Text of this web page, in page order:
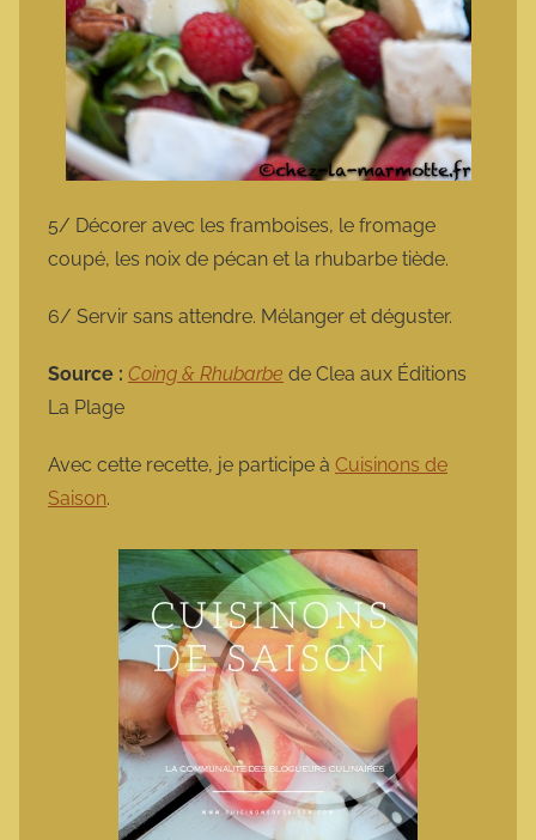
5/ Décorer avec les framboises, le fromage
coupé, les noix de pécan et la rhubarbe tiède.
6/ Servir sans attendre. Mélanger et déguster.
Source : Coing & Rhubarbe de Clea aux Éditions
La Plage
Avec cette recette, je participe à Cuisinons de
Saison.